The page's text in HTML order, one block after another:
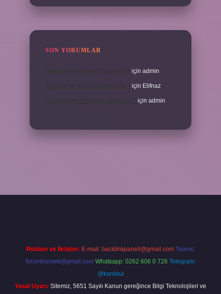
SON YORUMLAR
için admin
için Elifnaz
Laboratuvar Pırlantası kararır mı ? için admin
Reklam ve İletişim: E-mail: backlinkpaneli@gmail.com Teams:
forumhizmeti@gmail.com Whatsapp: 0262 606 0 726 Telegram:
@karabul
Yasal Uyarı: Sitemiz, 5651 Sayılı Kanun gereğince Bilgi Teknolojileri ve